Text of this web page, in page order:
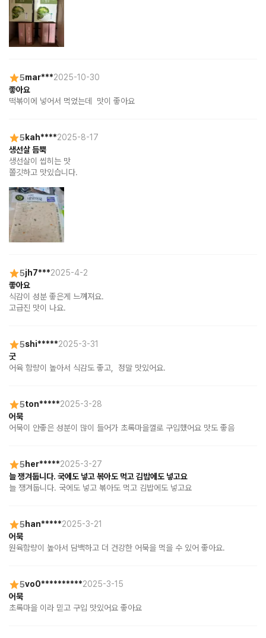
5mar***2025-10-30
좋아요
떡볶이에 넣어서 먹었는데  맛이 좋아요
5 kah****2025-8-17
생선살 듬뿍
생선살이 씹히는 맛
쫄깃하고 맛있습니다.
5jh7***2025-4-2
좋아요
식감이 성분 좋은게 느껴져요.
고급진 맛이 나요.
5shi*****2025-3-31
굿
어육 함량이 높아서 식감도 좋고,  정말 맛있어요.
5ton*****2025-3-28
어묵
어묵이 안좋은 성분이 많이 들어가 초록마을껄로 구입했어요 맛도 좋음
5 her*****2025-3-27
늘 쟁겨둡니다. 국에도 넣고 볶아도 먹고 김밥에도 넣고요
늘 쟁겨둡니다. 국에도 넣고 볶아도 먹고 김밥에도 넣고요
5 han*****2025-3-21
어묵
원육함량이 높아서 담백하고 더 건강한 어묵을 먹을 수 있어 좋아요.
5vo0**********2025-3-15
어묵
초록마을 이라 믿고 구입 맛있어요 좋아요